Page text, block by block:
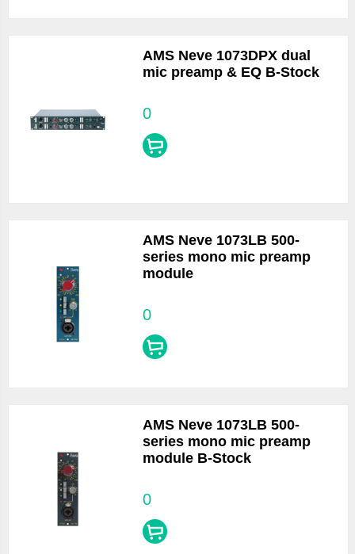
AMS Neve 1073DPX dual
mic preamp & EQ B-Stock
0
AMS Neve 1073LB 500-
series mono mic preamp
module
0
AMS Neve 1073LB 500-
series mono mic preamp
module B-Stock
0